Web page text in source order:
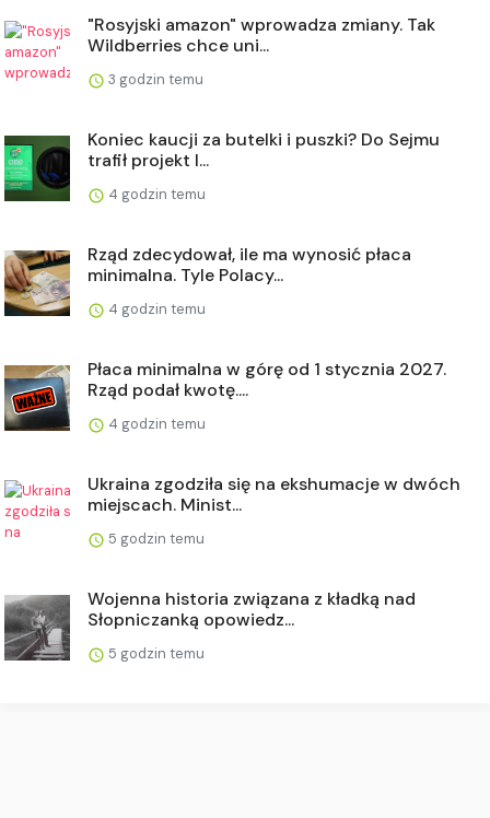
"Rosyjski amazon" wprowadza zmiany. Tak
Wildberries chce uni...
3 godzin temu
Koniec kaucji za butelki i puszki? Do Sejmu
trafił projekt l...
4 godzin temu
Rząd zdecydował, ile ma wynosić płaca
minimalna. Tyle Polacy...
4 godzin temu
Płaca minimalna w górę od 1 stycznia 2027.
Rząd podał kwotę....
4 godzin temu
Ukraina zgodziła się na ekshumacje w dwóch
miejscach. Minist...
5 godzin temu
Wojenna historia związana z kładką nad
Słopniczanką opowiedz...
5 godzin temu